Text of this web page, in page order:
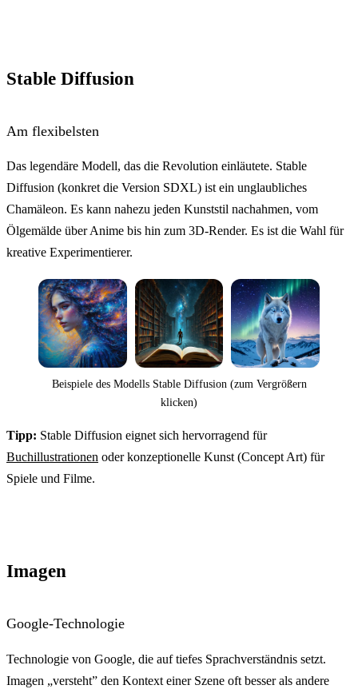
Stable Diffusion
Am flexibelsten
Das legendäre Modell, das die Revolution einläutete. Stable
Diffusion (konkret die Version SDXL) ist ein unglaubliches
Chamäleon. Es kann nahezu jeden Kunststil nachahmen, vom
Ölgemälde über Anime bis hin zum 3D-Render. Es ist die Wahl für
kreative Experimentierer.
Beispiele des Modells Stable Diffusion (zum Vergrößern
klicken)
Tipp: Stable Diffusion eignet sich hervorragend für
Buchillustrationen oder konzeptionelle Kunst (Concept Art) für
Spiele und Filme.
Imagen
Google-Technologie
Technologie von Google, die auf tiefes Sprachverständnis setzt.
Imagen „versteht” den Kontext einer Szene oft besser als andere